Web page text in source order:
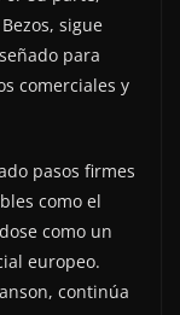
sigue
para
comerciales y
pasos firmes
como el
como un
europeo.
continúa